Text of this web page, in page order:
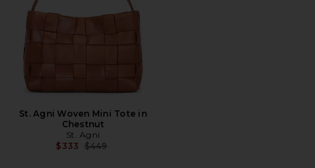
St. Agni Woven Mini Tote in
Chestnut
St. Agni
$333 전 가격:
$449